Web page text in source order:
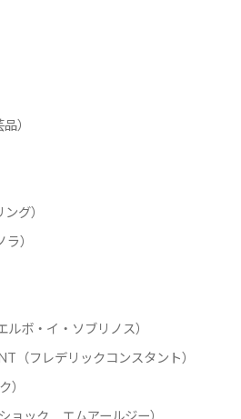
）
グ）
）
ボ・イ・ソブリノス）
（フレデリックコンスタント）
）